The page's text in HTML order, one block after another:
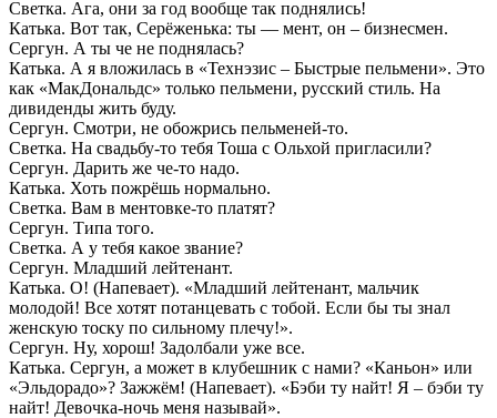
Светка. Ага, они за год вообще так поднялись!
Катька. Вот так, Серёженька: ты — мент, он – бизнесмен.
Сергун. А ты че не поднялась?
Катька. А я вложилась в «Технэзис – Быстрые пельмени». Это
как «МакДональдс» только пельмени, русский стиль. На
дивиденды жить буду.
Сергун. Смотри, не обожрись пельменей-то.
Светка. На свадьбу-то тебя Тоша с Ольхой пригласили?
Сергун. Дарить же че-то надо.
Катька. Хоть пожрёшь нормально.
Светка. Вам в ментовке-то платят?
Сергун. Типа того.
Светка. А у тебя какое звание?
Сергун. Младший лейтенант.
Катька. О! (Напевает). «Младший лейтенант, мальчик
молодой! Все хотят потанцевать с тобой. Если бы ты знал
женскую тоску по сильному плечу!».
Сергун. Ну, хорош! Задолбали уже все.
Катька. Сергун, а может в клубешник с нами? «Каньон» или
«Эльдорадо»? Зажжём! (Напевает). «Бэби ту найт! Я – бэби ту
найт! Девочка-ночь меня называй».